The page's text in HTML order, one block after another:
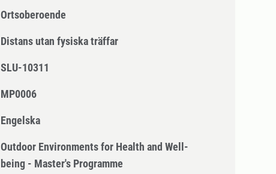
Ortsoberoende
Distans utan fysiska träffar
SLU-10311
MP0006
Engelska
Outdoor Environments for Health and Well-
being - Master's Programme